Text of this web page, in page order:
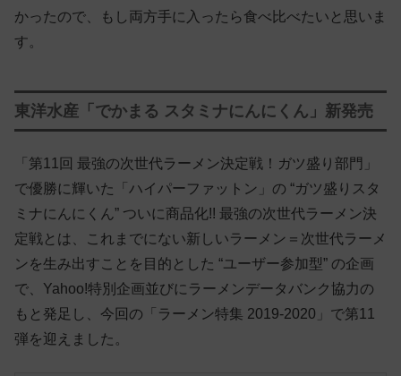
かったので、もし両方手に入ったら食べ比べたいと思いま
す。
東洋水産「でかまる スタミナにんにくん」新発売
「第11回 最強の次世代ラーメン決定戦！ガツ盛り部門」
で優勝に輝いた「ハイパーファットン」の “ガツ盛りスタ
ミナにんにくん” ついに商品化!! 最強の次世代ラーメン決
定戦とは、これまでにない新しいラーメン＝次世代ラーメ
ンを生み出すことを目的とした “ユーザー参加型” の企画
で、Yahoo!特別企画並びにラーメンデータバンク協力の
もと発足し、今回の「ラーメン特集 2019-2020」で第11
弾を迎えました。